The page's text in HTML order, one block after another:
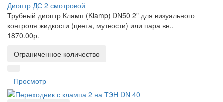
Диоптр ДС 2 смотровой
Трубный диоптр Кламп (Klamp) DN50 2" для визуального
контроля жидкости (цвета, мутности) или пара вн..
1870.00р.
Ограниченное количество
Просмотр